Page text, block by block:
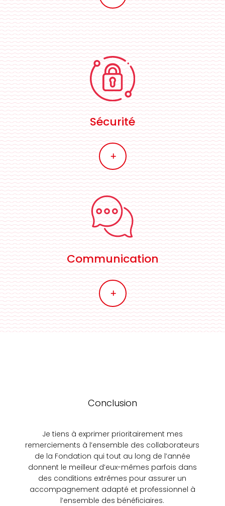
Sécurité
L
Communication
L
Conclusion
Je tiens à exprimer prioritairement mes
remerciements à l’ensemble des collaborateurs
de la Fondation qui tout au long de l’année
donnent le meilleur d’eux-mêmes parfois dans
des conditions extrêmes pour assurer un
accompagnement adapté et professionnel à
l’ensemble des bénéficiaires.